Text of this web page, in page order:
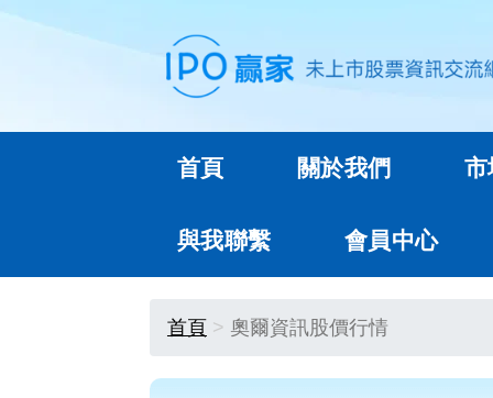
首頁 關於我們 市
與我聯繫 會員中心
首頁 奧爾資訊股價行情